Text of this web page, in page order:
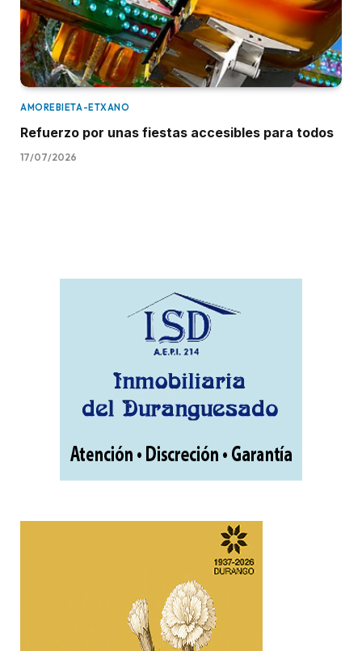
AMOREBIETA-ETXANO
Refuerzo por unas fiestas accesibles para todos
17/07/2026